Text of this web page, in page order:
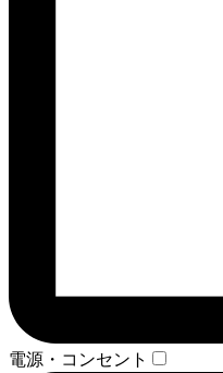
電源・コンセント